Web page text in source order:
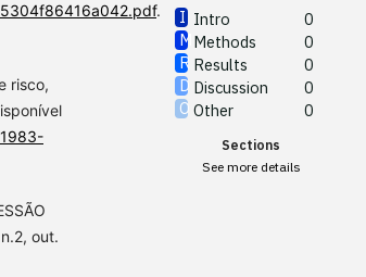
.
risco,
out.
Intro
0
Methods
0
Results
0
Discussion
0
Other
0
Sections
See more details